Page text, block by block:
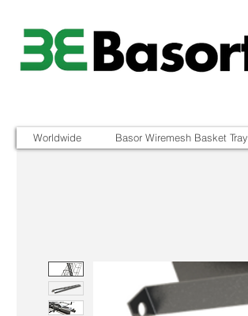
Worldwide Basor Wiremesh Basket Tray